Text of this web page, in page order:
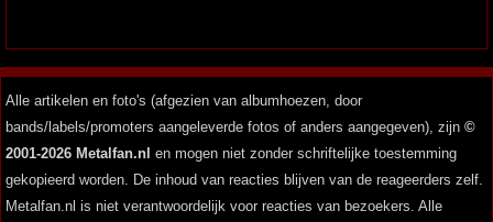
Alle artikelen en foto's (afgezien van albumhoezen, door
bands/labels/promoters aangeleverde fotos of anders aangegeven), zijn ©
2001-2026 Metalfan.nl en mogen niet zonder schriftelijke toestemming
gekopieerd worden. De inhoud van reacties blijven van de reageerders zelf.
Metalfan.nl is niet verantwoordelijk voor reacties van bezoekers. Alle